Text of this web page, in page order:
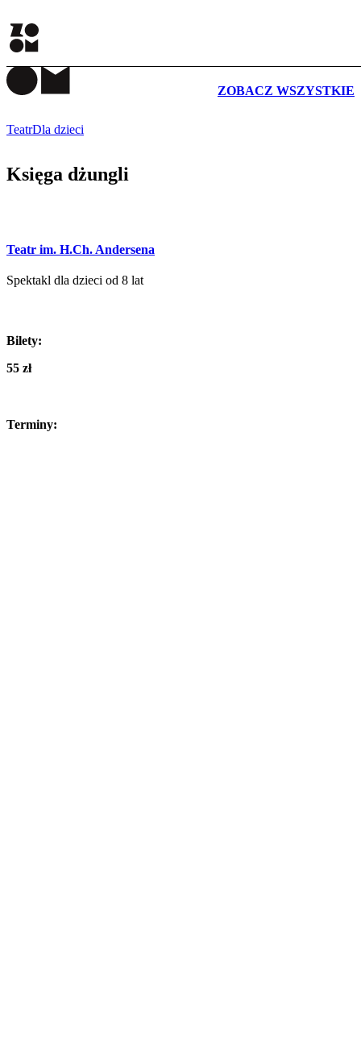
ZOBACZ WSZYSTKIE
TeatrDla dzieci
Księga dżungli
Teatr im. H.Ch. Andersena
Spektakl dla dzieci od 8 lat
Bilety:
55 zł
Terminy: